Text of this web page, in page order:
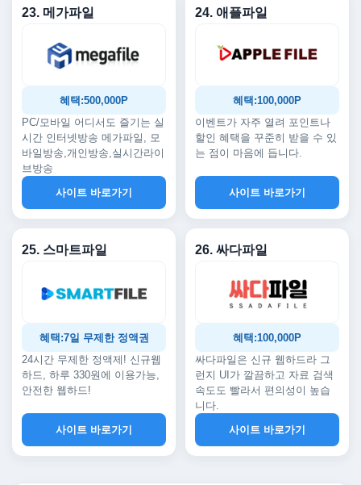
23. 메가파일
혜택:500,000P
PC/모바일 어디서도 즐기는 실
시간 인터넷방송 메가파일, 모
바일방송,개인방송,실시간라이
브방송
사이트 바로가기
24. 애플파일
혜택:100,000P
이벤트가 자주 열려 포인트나
할인 혜택을 꾸준히 받을 수 있
는 점이 마음에 듭니다.
사이트 바로가기
25. 스마트파일
혜택:7일 무제한 정액권
24시간 무제한 정액제! 신규웹
하드, 하루 330원에 이용가능,
안전한 웹하드!
사이트 바로가기
26. 싸다파일
혜택:100,000P
싸다파일은 신규 웹하드라 그
런지 UI가 깔끔하고 자료 검색
속도도 빨라서 편의성이 높습
니다.
사이트 바로가기